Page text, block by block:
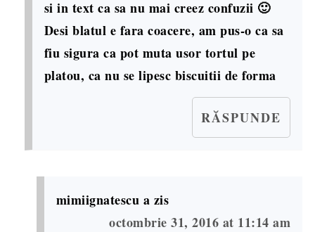
si in text ca sa nu mai creez confuzii 🙂
Desi blatul e fara coacere, am pus-o ca sa
fiu sigura ca pot muta usor tortul pe
platou, ca nu se lipesc biscuitii de forma
RĂSPUNDE
mimiignatescu a zis
octombrie 31, 2016 at 11:14 am